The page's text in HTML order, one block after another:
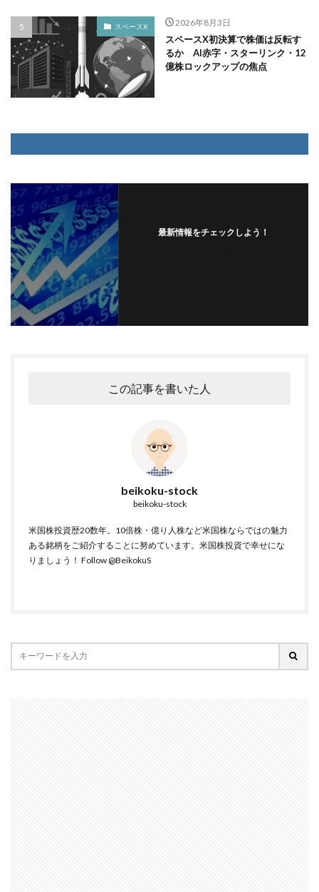
スペースX 2026年8月3日
スペースX初決算で株価は反転す
るか AI赤字・スターリンク・12
億株ロックアップの焦点
最新情報をチェックしよう！
この記事を書いた人
beikoku-stock
beikoku-stock
米国株投資歴20数年。10倍株・億り人株など米国株ならではの魅力
ある銘柄をご紹介することに努めています。米国株投資で幸せにな
りましょう！ Follow @BeikokuS